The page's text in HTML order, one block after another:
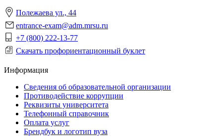
Полежаева ул., 44
entrance-exam@adm.mrsu.ru
+7 (800) 222-13-77
Скачать профориентационный буклет
Информация
Сведения об образовательной организации
Противодействие коррупции
Реквизиты университета
Телефонный справочник
Оплата услуг
Брендбук и логотип вуза